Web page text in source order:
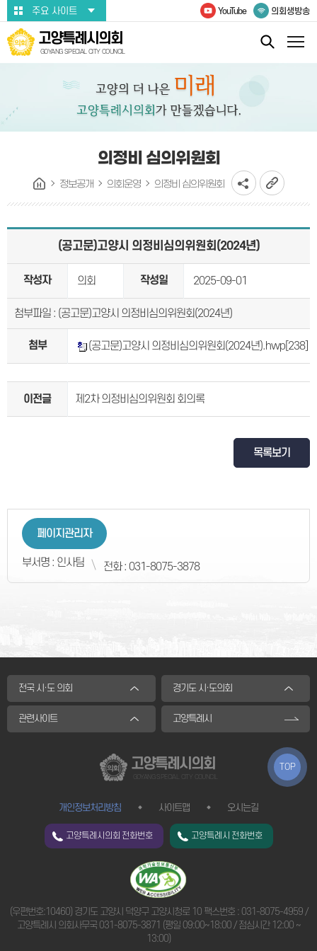
본문바로가기주요 사이트 YouTube 의회생방송
고양특례시의회
GOYANG SPECIAL CITY COUNCIL
의정비 심의위원회
정보공개 의회운영 의정비 심의위원회
(공고문)고양시 의정비심의위원회(2024년)
작성자 의회 작성일 2025-09-01
첨부파일 : (공고문)고양시 의정비심의위원회(2024년)
첨부 (공고문)고양시 의정비심의위원회(2024년).hwp [238]
이전글 제2차 의정비심의위원회 회의록
목록보기
페이지관리자
부서명 : 인사팀 전화 : 031-8075-3878
TOP
전국 시·도 의회 경기도 시·도의회
관련사이트 고양특례시
고양특례시의회
GOYANG SPECIAL CITY COUNCIL
개인정보처리방침 사이트맵 오시는길
고양특례시의회 전화번호 고양특례시 전화번호
(우편번호:10460) 경기도 고양시 덕양구 고양시청로 10 팩스번호 : 031-8075-4959 /
고양특례시 의회사무국 031-8075-3871 (평일 09:00~18:00 / 점심시간 12:00 ~
13:00)